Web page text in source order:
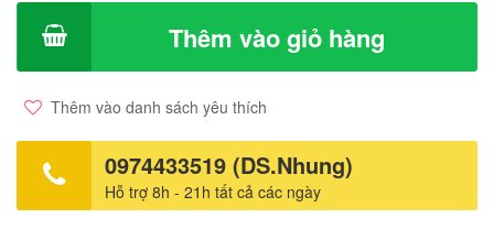
vào lòng bàn tay, thoa đều trong 10 giây, không cần rửa lại bằng
nước. Sản xuất: Công ty CP Ứng dụng và chuyển giao công nghệ
Thiên Quang. Giá: 50.000vnd/ chai xịt 20ml.
Thêm vào giỏ hàng
Thêm vào danh sách yêu thích
0974433519 (DS.Nhung)
Hỗ trợ 8h - 21h tất cả các ngày